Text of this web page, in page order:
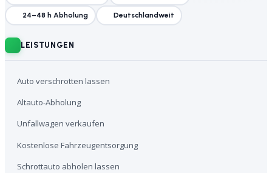
24–48 h Abholung Deutschlandweit
LEISTUNGEN
Auto verschrotten lassen
Altauto-Abholung
Unfallwagen verkaufen
Kostenlose Fahrzeugentsorgung
Schrottauto abholen lassen